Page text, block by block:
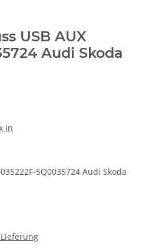
USB AUX
Audi Skoda
In
5Q0035724 Audi Skoda